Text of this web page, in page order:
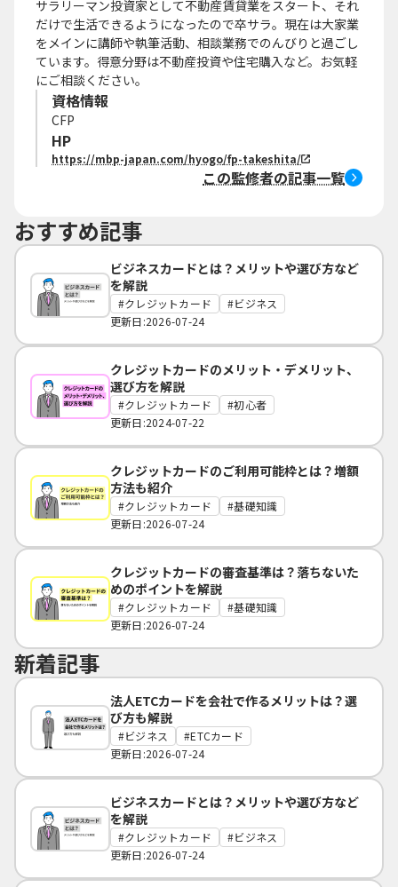
サラリーマン投資家として不動産賃貸業をスタート、それ
だけで生活できるようになったので卒サラ。現在は大家業
をメインに講師や執筆活動、相談業務でのんびりと過ごし
ています。得意分野は不動産投資や住宅購入など。お気軽
にご相談ください。
資格情報
CFP
HP
https://mbp-japan.com/hyogo/fp-takeshita/
この監修者の記事一覧
おすすめ記事
ビジネスカードとは？メリットや選び方など
を解説
クレジットカード
ビジネス
更新日:2026-07-24
クレジットカードのメリット・デメリット、
選び方を解説
クレジットカード
初心者
更新日:2024-07-22
クレジットカードのご利用可能枠とは？増額
方法も紹介
クレジットカード
基礎知識
更新日:2026-07-24
クレジットカードの審査基準は？落ちないた
めのポイントを解説
クレジットカード
基礎知識
更新日:2026-07-24
新着記事
法人ETCカードを会社で作るメリットは？選
び方も解説
ビジネス
ETCカード
更新日:2026-07-24
ビジネスカードとは？メリットや選び方など
を解説
クレジットカード
ビジネス
更新日:2026-07-24